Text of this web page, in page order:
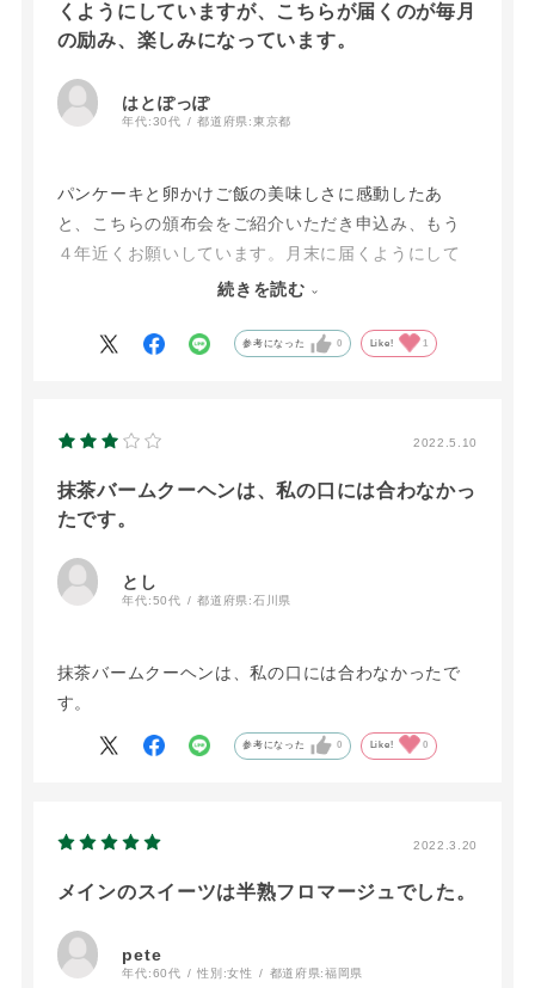
くようにしていますが、こちらが届くのが毎月
の励み、楽しみになっています。
はとぽっぽ
年代:30代 都道府県:東京都
パンケーキと卵かけご飯の美味しさに感動したあ
と、こちらの頒布会をご紹介いただき申込み、もう
４年近くお願いしています。月末に届くようにして
いますが、こちらが届くのが毎月の励み、楽しみに
気軽に現地に行ける距離ではないので、美味しい卵
八頭バウムを買ってしまうので）
が、どのお菓子も卵の味がしっかりしていてるのは
変わらないなと感じます。おまけつき＆送料込でこ
続きを読む
参考になった 0 Like! 1
2022.5.10
抹茶バームクーヘンは、私の口には合わなかっ
たです。
とし
年代:50代 都道府県:石川県
抹茶バームクーヘンは、私の口には合わなかったで
す。
参考になった 0 Like! 0
2022.3.20
メインのスイーツは半熟フロマージュでした。
pete
年代:60代 性別:女性 都道府県:福岡県